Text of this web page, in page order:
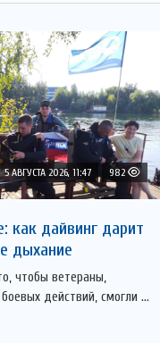
5 АВГУСТА 2026, 11:47 982
как дайвинг дарит
дыхание
чтобы ветераны,
действий, смогли ...